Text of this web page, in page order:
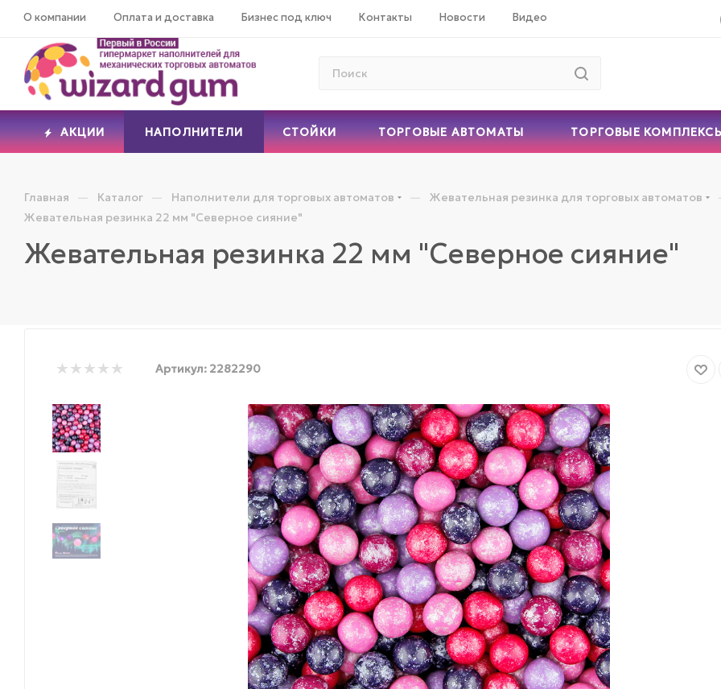
О компании Оплата и доставка Бизнес под ключ Контакты Новости Видео
АКЦИИ НАПОЛНИТЕЛИ СТОЙКИ ТОРГОВЫЕ АВТОМАТЫ ТОРГОВЫЕ
Главная — Каталог — Наполнители для торговых автоматов — Жевательная резинка для торговых автоматов
Жевательная резинка 22 мм "Северное сияние"
Жевательная резинка 22 мм "Северное сияние"
Артикул: 2282290